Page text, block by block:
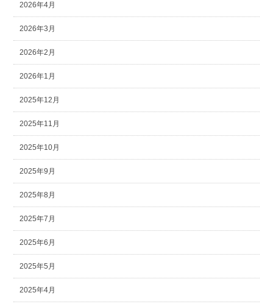
2026年4月
2026年3月
2026年2月
2026年1月
2025年12月
2025年11月
2025年10月
2025年9月
2025年8月
2025年7月
2025年6月
2025年5月
2025年4月